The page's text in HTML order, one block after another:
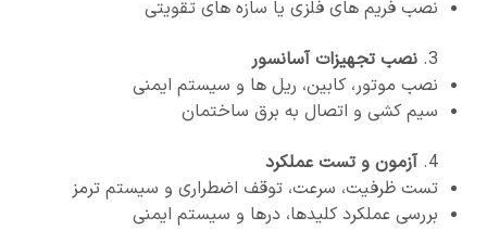
نصب فریم های فلزی یا سازه های تقویتی
نصب تجهیزات آسانسور
نصب موتور، کابین، ریل ها و سیستم ایمنی
سیم کشی و اتصال به برق ساختمان
آزمون و تست عملکرد
تست ظرفیت، سرعت، توقف اضطراری و سیستم ترمز
بررسی عملکرد کلیدها، درها و سیستم ایمنی